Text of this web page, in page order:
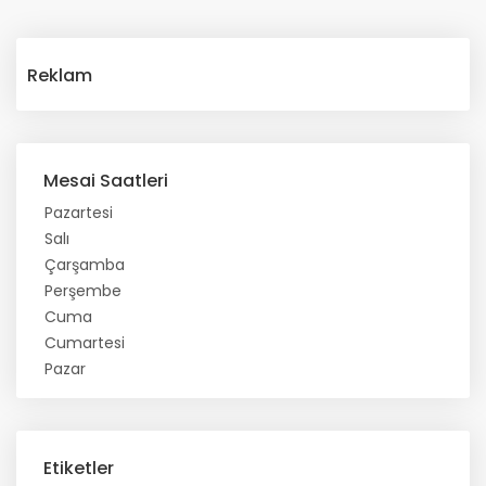
Reklam
Mesai Saatleri
Pazartesi
Salı
Çarşamba
Perşembe
Cuma
Cumartesi
Pazar
Etiketler